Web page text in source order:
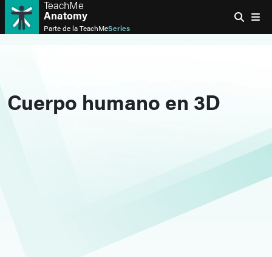
TeachMe
Anatomy
Parte de laTeachMeSeries
Cuerpo humano en 3D